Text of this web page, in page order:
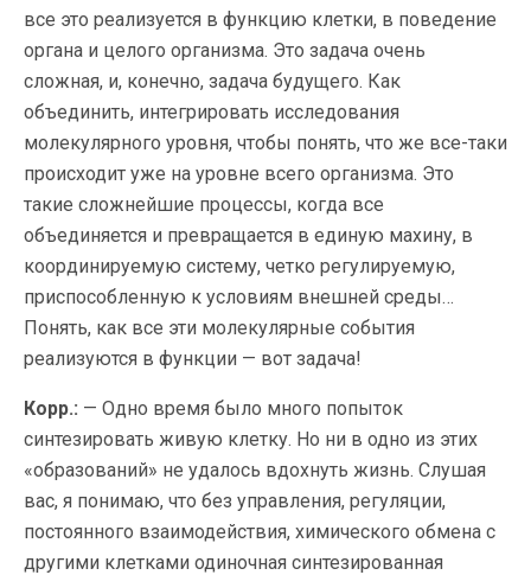
все это реализуется в функцию клетки, в поведение
органа и целого организма. Это задача очень
сложная, и, конечно, задача будущего. Как
объединить, интегрировать исследования
молекулярного уровня, чтобы понять, что же все-таки
происходит уже на уровне всего организма. Это
такие сложнейшие процессы, когда все
объединяется и превращается в единую махину, в
координируемую систему, четко регулируемую,
приспособленную к условиям внешней среды…
Понять, как все эти молекулярные события
реализуются в функции — вот задача!
Корр.: — Одно время было много попыток
синтезировать живую клетку. Но ни в одно из этих
«образований» не удалось вдохнуть жизнь. Слушая
вас, я понимаю, что без управления, регуляции,
постоянного взаимодействия, химического обмена с
другими клетками одиночная синтезированная